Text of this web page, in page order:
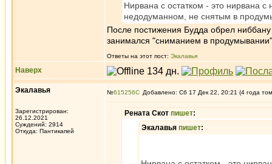
Нирвана с остатком - это нирвана
недодуманном, не снятым в
После постижения Будда обрел
занимался "сниманием в
Ответы на этот пост: Экалавья
Наверх
Экалавья
Зарегистрирован:
26.12.2021
Суждений: 2914
Откуда: Пантикапей
№615256 Добавлено: Сб 17 Дек 22, 20:21 (4 года
Рената Скот пишет:
Экалавья пишет: